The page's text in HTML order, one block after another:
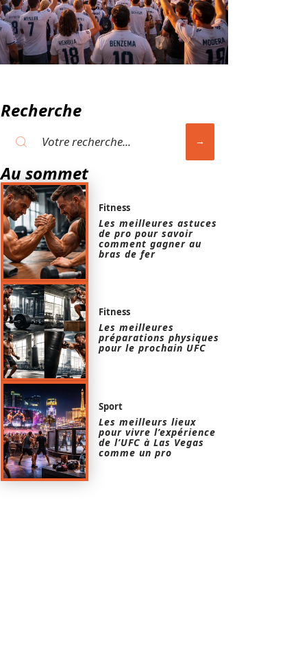
Recherche
Au sommet
Fitness
Les meilleures astuces
de pro pour savoir
comment gagner au
bras de fer
Fitness
Les meilleures
préparations physiques
pour le prochain UFC
Sport
Les meilleurs lieux
pour vivre l’expérience
de l’UFC à Las Vegas
comme un pro